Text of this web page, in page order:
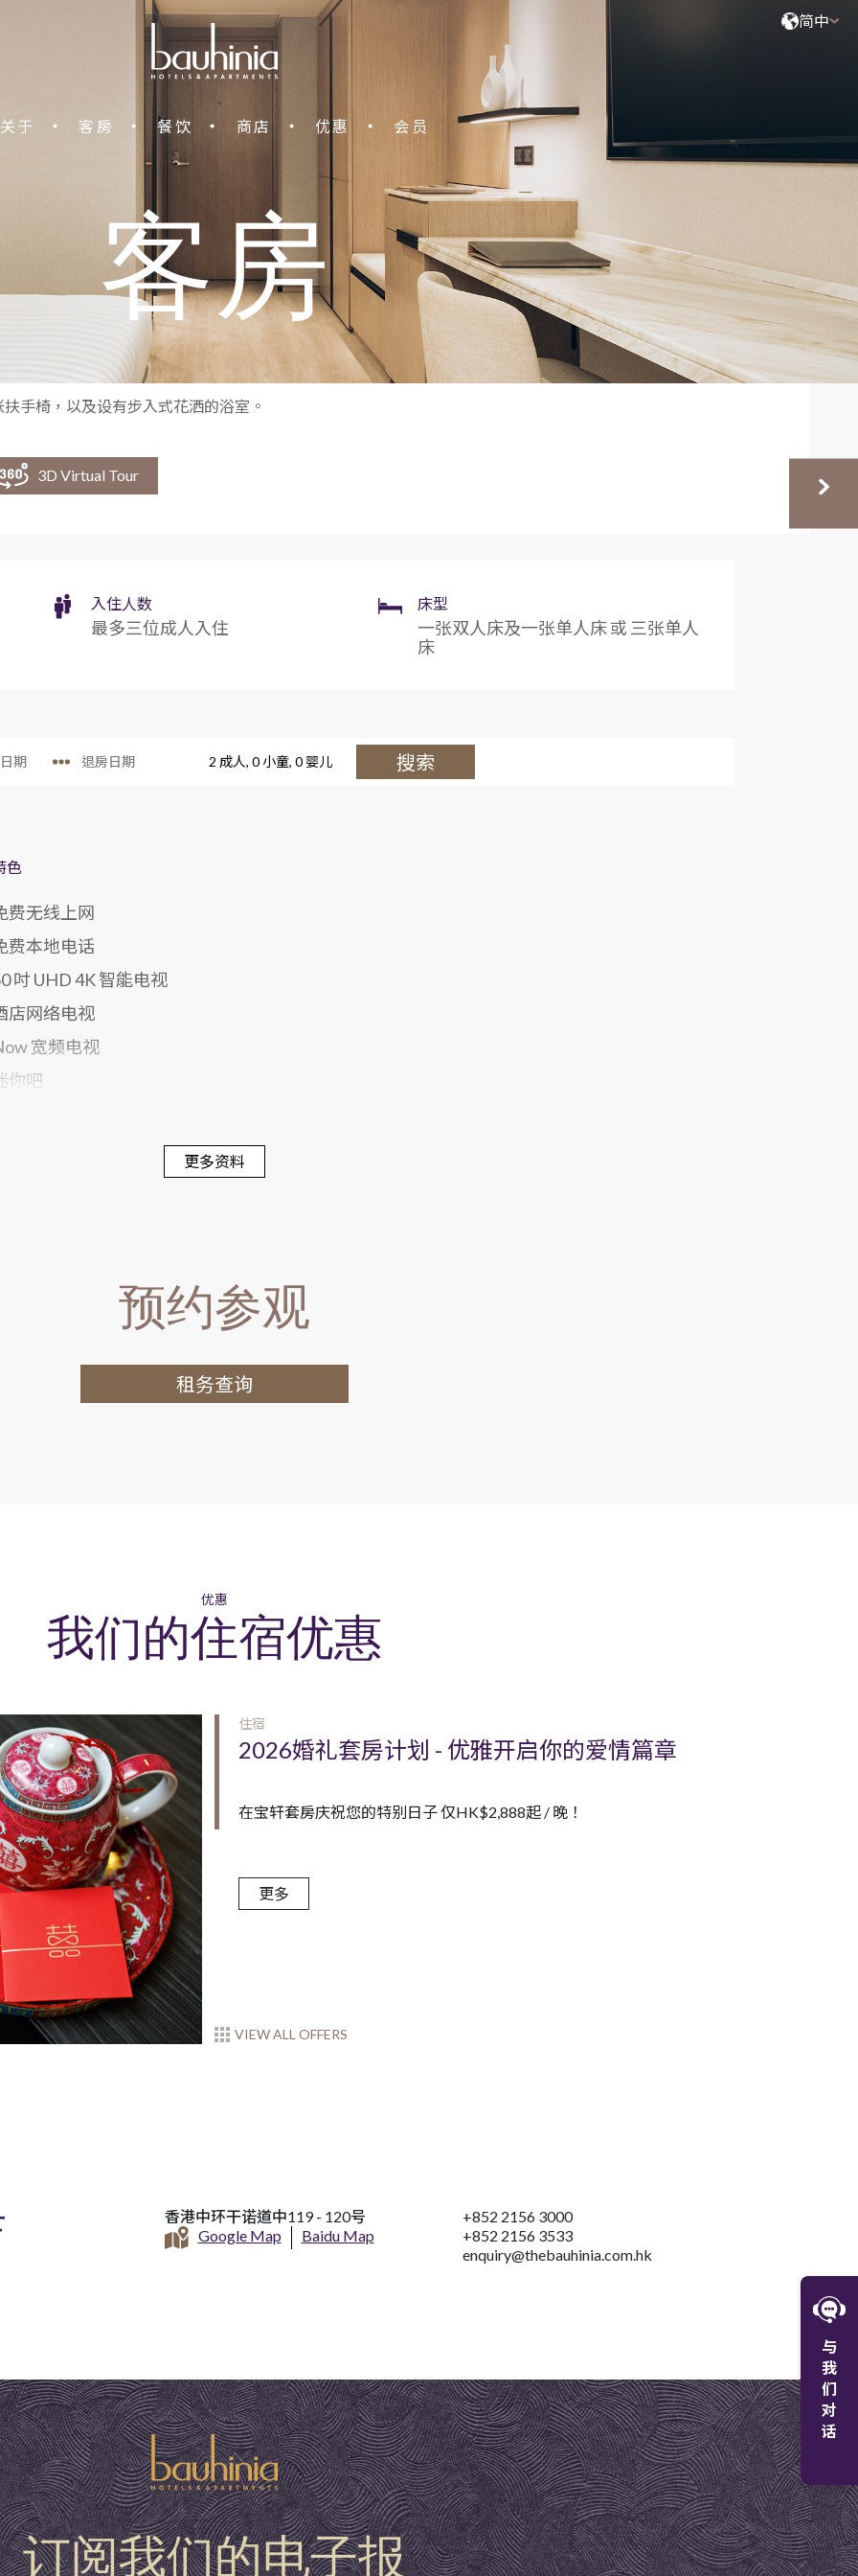
中环宝轩酒店 成人, 搜索
简中
关于 客房 餐饮 商店 优惠 会员
客房
家庭客房
客房非常适合家庭旅客预订，共度温馨假期。家庭房配备舒适的一张特大双人床及一张单人床 (或三张单人床)、
扶手椅，以及设有步入式花洒的浴室。
3D Virtual Tour
入住人数
最多三位成人入住
床型
一张双人床及一张单人床 或 三张单人
床
2 成人,0 小童,0婴儿 搜索
色
费无线上网
费本地电话
吋 UHD 4K 智能电视
店网络电视
宽频电视
你吧
更多资料
预约参观
租务查询
优惠
我们的住宿优惠
住宿
2026婚礼套房计划 - 优雅开启你的爱情篇章
在宝轩套房庆祝您的特别日子 仅HK$2,888起 / 晚！
更多
VIEW ALL OFFERS
香港中环干诺道中119 - 120号
Google Map
Baidu Map
+852 2156 3000
+852 2156 3533
enquiry@thebauhinia.com.hk
订阅我们的电子报
与
我
们
对
话